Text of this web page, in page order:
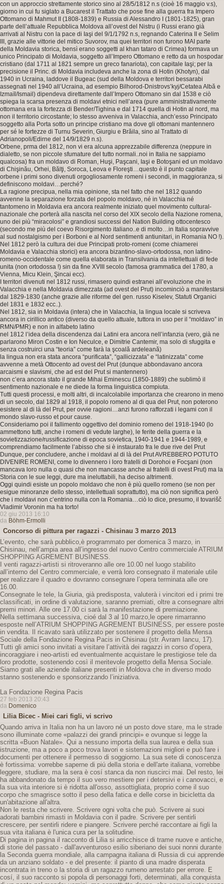
con un approccio strettamente storico sino al 28/5/1812 n.s (cioè 16 maggio v.s),
giorno in cui fu siglato a Bucarest il Trattato che pose fine alla guerra fra Impero
Ottomano di Mahmut II (1808-1839) e Russia di Alessandro I (1801-1825), gran
parte dell’attuale Repubblica Moldova all’ovest del Nistru (i Russi erano già
arrivati al Nistru con la pace di Iaşi del 9/1/1792 n.s, regnando Caterina II e Selim
III, grazie alle vittorie del mitico Suvorov, ma quei territori non furono MAI parte
della Moldavia storica, bensì erano soggetti al khan tataro di Crimea) formava un
unico Principato di Moldavia, soggetto all’Impero Ottomano e retto da un hospodar
cristiano (dal 1711 al 1821 sempre un greco fanariota), con capitale Iaşi; per la
precisione il Princ. di Moldavia includeva anche la zona di Hotin (Khotyn), dal
1940 in Ucraina, laddove il Bugeac (sud della Moldova e territori bessarabi
assegnati nel 1940 all’Ucraina, ad esempio Bilhorod-Dnistrovs’kyj/Cetatea Albă e
Izmaïl/Ismail) dipendeva direttamente dall’Impero Ottomano sin dal 1538 e ciò
spiega la scarsa presenza di moldavi etnici nell’area (pure amministrativamente
ottomana era la fortezza di Bender/Tighina e dal 1714 quella di Hotin al nord, ma
non il territorio circostante; lo stesso avveniva in Valacchia, anch’esso Principato
soggetto alla Porta sotto un principe cristiano ma dove gli ottomani mantennero
per sé le fortezze di Turnu Severin, Giurgiu e Brăila, sino al Trattato di
Adrianopoli/Edirne del 14/9/1829 n.s).
Orbene, prma del 1812, non vi era alcuna apprezzabile differenza (neppure in
dialetto, se non piccole sfumature del tutto normali..noi in Italia ne sappiamo
qualcosa) fra un moldavo di Roman, Huşi, Paşcani, Iaşi e Botoşani ed un moldavo
di Chişinău, Orhei, Bălţi, Soroca, Leova e Floreşti…questo è il punto capitale
orbene i primi sono divenuti orgogliosamente romeni i secondi, in maggioranza, si
definiscono moldavi…perché?
La ragione precipua, nella mia opinione, sta nel fatto che nel 1812 quando
avvenne la separazione forzata del popolo moldavo, né in Valacchia né
tantomeno in Moldavia era ancora realmente iniziato quel movimento cultural-
nazionale che porterà alla nascita nel corso del XIX secolo della Nazione romena,
uno dei più “miracolosi” e grandiosi successi del Nation Building ottocentesco
(secondo me più del coevo Risorgimento italiano..e di molto…in Italia sopravvive
al sud nostalgismo per i Borboni e al Nord sentimenti antiunitari, in Romania NO !).
Nel 1812 però la cultura dei due Principati proto-romeni (come chiamerei
Moldavia e Valacchia storici) era ancora bizantino-slavo-ortodossa, non latino-
romeno-occidentale come quella elaborata in Transilvania da intellettuali di fede
unita (non ortodossa !) sin da fine XVIII secolo (famosa grammatica del 1780, a
Vienna, Micu Klein, Şincai ecc).
I territori divenuti nel 1812 russi, rimasero quindi estranei all’evoluzione che in
Valacchia e nella Moldavia dimezzata (ad ovest del Prut) incominciò a manifestarsi
dal 1829-1830 (anche grazie alle riforme del gen. russo Kiselev, Statuti Organici
del 1831 e 1832 ecc..).
Nel 1812, sia in Moldavia (intera) che in Valacchia, la lingua locale si scriveva
ancora in cirillico antico (diverso da quello attuale, tuttora in uso per il “moldavo” in
RMN/PMR) e non in alfabeto latino
nel 1812 l’idea della discendenza dai Latini era ancora nell’infanzia (vero, già ne
parlarono Miron Costin e Ion Neculce, e Dimitrie Cantemir, ma solo di sfuggita e
senza costruirci una “teoria” come farà la şcoală ardeleană)
la lingua non era stata ancora “purificata”, “gallicizzata” e “latinizzata” come
avvenne a metà Ottocento ad ovest del Prut (dunque abbondavano ancora
arcaismi e slavismi, che ad est del Prut si mantennero)
non c’era ancora stato il grande Mihai Eminescu (1850-1889) che sublimò il
sentimento nazionale e ne diede la forma linguistica compiuta.
Tutti questi processi, e molti altri, di incalcolabile importanza che crearono in meno
di un secolo, dal 1829 al 1918, il popolo romeno al di qua del Prut, non poterono
esistere al di là del Prut, per ovvie ragioni…anzi furono rafforzati i legami con il
mondo slavo-russo et pour cause.
Consideriamo poi il fallimento oggettivo del dominio romeno del 1918-1940 (lo
ammettono tutti, anche i romeni di vedute larghe), le ferite della guerra e la
sovietizzazione/russificazione di epoca sovietica, 1940-1941 e 1944-1989, e
comprendiamo facilmente l’abisso che si è instaurato fra le due rive del Prut
Dunque, per concludere, anche i moldavi al di là del Prut AVREBBERO POTUTO
DIVENIRE ROMENI, come lo divennero i loro fratelli di Dorohoi e Focşani (non
mancava loro nulla o quasi che non mancasse anche ai fratelli di ovest Prut) ma la
Storia con le sue leggi, dure ma ineluttabili, ha deciso altrimenti.
Oggi quindi esiste un popolo moldavo che non è più quello romeno (se non per
esigue minoranze dello stesso, intellettuali soprattutto), ma ciò non significa però
che i moldavi non c’entrino nulla con la Romania…ciò lo dice, presumo, il tovarišč
Vladimir Voronin ma ha torto!
02 giu 2013 16:10
da Böhm-Ermolli
Concorso di pittura per ragazzi - Chisinau 3 marzo 2013
L’evento, che sarà pubblico,è programmato per domenica 3 marzo, in
Chisinau, nell’ampia area all’ingresso del nuovo Centro commerciale ATRIUM
SHOPPING AGREMENT BUSINESS.
I venti ragazzi-artisti si ritroveranno alle ore 10.00 nel luogo stabilito
all’interno del Centro commerciale, e verrà loro consegnato il materiale utile
per realizzare il quadro e dovranno consegnare l’opera terminata alle ore
16.00.
Consegnate le tele, la Giuria, già predisposta, valuterà i vincitori ed i primi tre
classificati, in ordine di valutazione, saranno premiati, oltre a consegnare altri
premi minori. Alle ore 17.00 ci sarà la manifestazione di premiazione.
Nella settimana successiva, cioé dal 3 al 10 marzo,le opere rimarranno
esposte nell’ATRIUM SHOPPING AGREMENT BUSINESS, per essere poste
in vendita. Il ricavato sarà utilizzato per sostenere il progetto della Mensa
Sociale della Fondazione Regina Pacis in Chisinau (str. Avram Iancu, 17).
Tutti gli amici sono invitati a visitare l’attività dei ragazzi in corso d’opera,
incoraggiare i neo-artisti ed eventualmente acquistare le prestigiose tele da
loro prodotte, sostenendo così il meritevole progetto della Mensa Sociale.
Siamo grati alle aziende italiane presenti in Moldova che in diverso modo
stanno sostenendo e sponsorizzando l’iniziativa.
La Fondazione Regina Pacis
27 feb 2013 20:43
da Domenico
Lilia Bicec - Miei cari figli, vi scrivo
Quando arriva in Italia non ha un lavoro né un posto dove stare, ma le strade
sono illuminate come «palazzi dei grandi principi» e ovunque si legge la
scritta «Buon Natale». Qui a nessuno importa della sua laurea e della sua
istruzione, ma a poco a poco trova lavori e sistemazioni migliori e può fare i
documenti per ottenere il permesso di soggiorno. La sua sete di conoscenza
è fortissima: vorrebbe saperne di piú della storia e dell'arte italiana, vorrebbe
leggere, studiare, ma la sera è cosí stanca da non riuscirci mai. Del resto, lei
ha abbandonato da tempo il suo vero mestiere per i detersivi e i canovacci, e
la sua vita interiore si è ridotta all'osso, assottigliata, proprio come il suo
corpo che smagrisce sotto il peso della fatica e delle corse in bicicletta da
un'abitazione all'altra.
Non le resta che scrivere. Scrivere ogni volta che può. Scrivere ai suoi
adorati bambini rimasti in Moldavia con il padre. Scrivere per sentirli
crescere, per sentirli ridere e piangere. Scrivere perché raccontare ai figli la
sua vita italiana è l'unica cura per la solitudine.
Di pagina in pagina il racconto di Lilia si arricchisce di trame nuove e antiche,
di storie del passato - dall'avventuroso esilio siberiano dei suoi nonni durante
la Seconda guerra mondiale, alla campagna italiana di Russia di cui apprende
da un anziano soldato - e del presente: il pianto di una madre disperata
incontrata in treno o la storia di un ragazzo rumeno arrestato per errore. E
cosí, il suo racconto si popola di personaggi forti, determinati, alla conquista